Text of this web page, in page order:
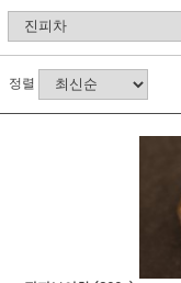
정렬